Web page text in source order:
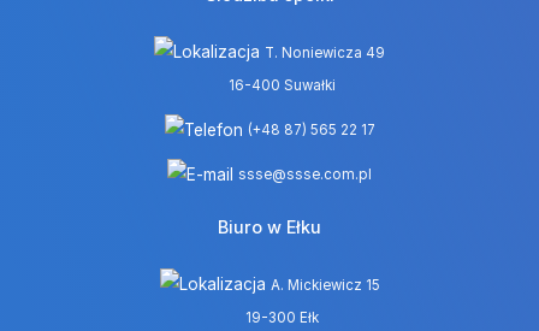
T. Noniewicza 49
16-400 Suwałki
(+48 87) 565 22 17
ssse@ssse.com.pl
Biuro w Ełku
A. Mickiewicz 15
19-300 Ełk